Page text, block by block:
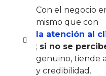
Con el negocio
mismo que con
la atención al
; si no se
genuino, tiende
y credibilidad.